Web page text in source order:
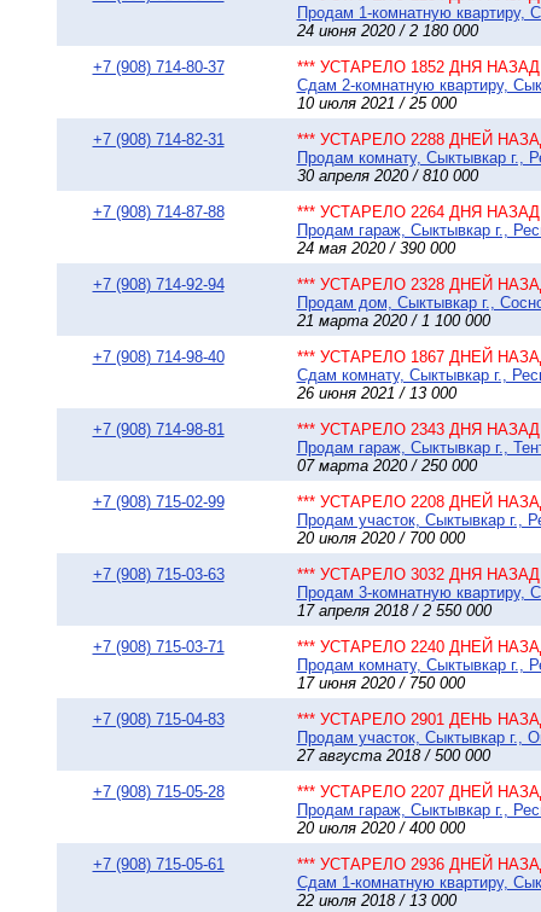
Продам 1-комнатную квартиру,
24 июня 2020 / 2 180 000
+7 (908) 714-80-37
*** УСТАРЕЛО 1852 ДНЯ НАЗАД
Сдам 2-комнатную квартиру,
10 июля 2021 / 25 000
+7 (908) 714-82-31
*** УСТАРЕЛО 2288 ДНЕЙ
Продам комнату, Сыктывкар г.,
30 апреля 2020 / 810 000
+7 (908) 714-87-88
*** УСТАРЕЛО 2264 ДНЯ НАЗАД
Продам гараж, Сыктывкар г.,
24 мая 2020 / 390 000
+7 (908) 714-92-94
*** УСТАРЕЛО 2328 ДНЕЙ
Продам дом, Сыктывкар г.,
21 марта 2020 / 1 100 000
+7 (908) 714-98-40
*** УСТАРЕЛО 1867 ДНЕЙ
Сдам комнату, Сыктывкар г.,
26 июня 2021 / 13 000
+7 (908) 714-98-81
*** УСТАРЕЛО 2343 ДНЯ НАЗАД
Продам гараж, Сыктывкар г.,
07 марта 2020 / 250 000
+7 (908) 715-02-99
*** УСТАРЕЛО 2208 ДНЕЙ
Продам участок, Сыктывкар г.,
20 июля 2020 / 700 000
+7 (908) 715-03-63
*** УСТАРЕЛО 3032 ДНЯ НАЗАД
Продам 3-комнатную квартиру,
17 апреля 2018 / 2 550 000
+7 (908) 715-03-71
*** УСТАРЕЛО 2240 ДНЕЙ
Продам комнату, Сыктывкар г.,
17 июня 2020 / 750 000
+7 (908) 715-04-83
*** УСТАРЕЛО 2901 ДЕНЬ
Продам участок, Сыктывкар г.,
27 августа 2018 / 500 000
+7 (908) 715-05-28
*** УСТАРЕЛО 2207 ДНЕЙ
Продам гараж, Сыктывкар г.,
20 июля 2020 / 400 000
+7 (908) 715-05-61
*** УСТАРЕЛО 2936 ДНЕЙ
Сдам 1-комнатную квартиру,
22 июля 2018 / 13 000